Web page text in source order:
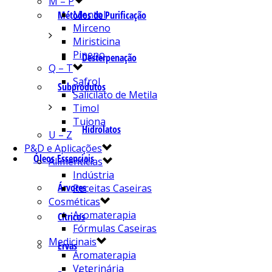
Métodos de Purificação
Desterpenação
Subprodutos
Hidrolatos
Óleos Essenciais
Árvores
Cítricos
Ervas
Mentol
Mirceno
Miristicina
Pineno
Q – T
Safrol
Salicilato de Metila
Timol
Tujona
U – Z
P&D e Aplicações
Alimentícias
Indústria
Receitas Caseiras
Cosméticas
Aromaterapia
Fórmulas Caseiras
Medicinais
Aromaterapia
Veterinária